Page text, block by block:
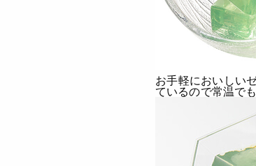
お手軽においしい
ているので常温で